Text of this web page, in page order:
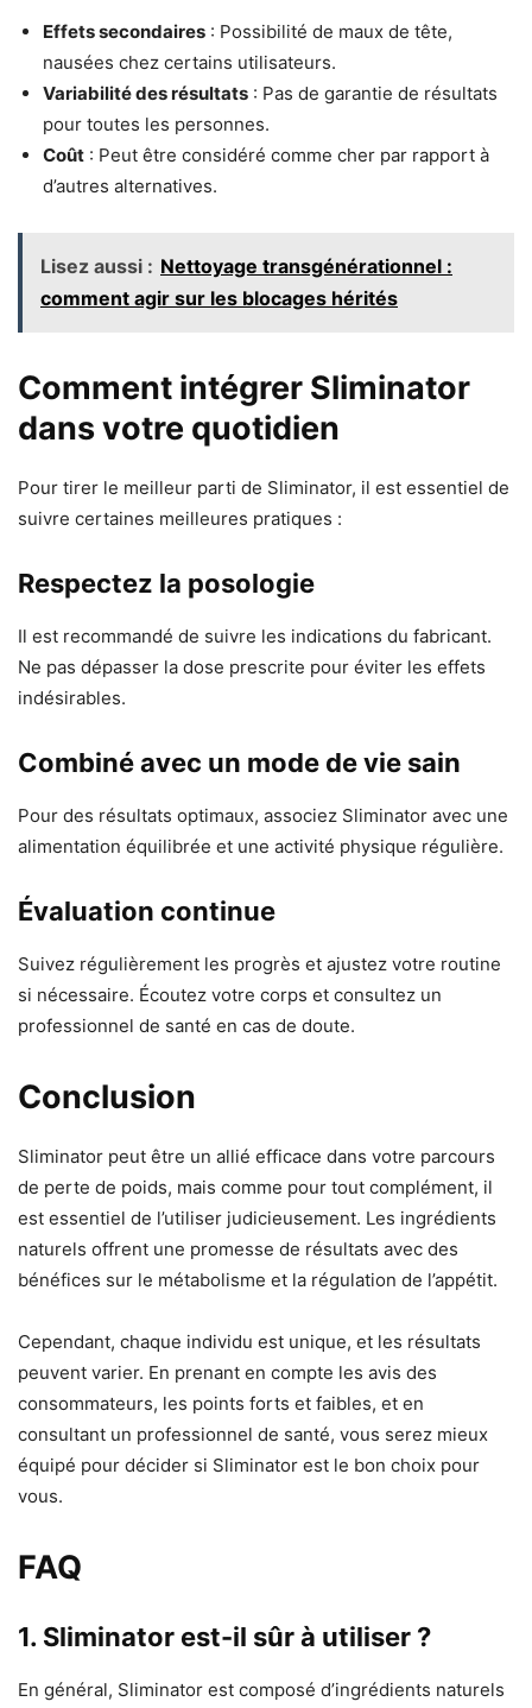
Effets secondaires : Possibilité de maux de tête,
nausées chez certains utilisateurs.
Variabilité des résultats : Pas de garantie de résultats
pour toutes les personnes.
Coût : Peut être considéré comme cher par rapport à
d’autres alternatives.
Lisez aussi : Nettoyage transgénérationnel :
comment agir sur les blocages hérités
Comment intégrer Sliminator
dans votre quotidien
Pour tirer le meilleur parti de Sliminator, il est essentiel de
suivre certaines meilleures pratiques :
Respectez la posologie
Il est recommandé de suivre les indications du fabricant.
Ne pas dépasser la dose prescrite pour éviter les effets
indésirables.
Combiné avec un mode de vie sain
Pour des résultats optimaux, associez Sliminator avec une
alimentation équilibrée et une activité physique régulière.
Évaluation continue
Suivez régulièrement les progrès et ajustez votre routine
si nécessaire. Écoutez votre corps et consultez un
professionnel de santé en cas de doute.
Conclusion
Sliminator peut être un allié efficace dans votre parcours
de perte de poids, mais comme pour tout complément, il
est essentiel de l’utiliser judicieusement. Les ingrédients
naturels offrent une promesse de résultats avec des
bénéfices sur le métabolisme et la régulation de l’appétit.
Cependant, chaque individu est unique, et les résultats
peuvent varier. En prenant en compte les avis des
consommateurs, les points forts et faibles, et en
consultant un professionnel de santé, vous serez mieux
équipé pour décider si Sliminator est le bon choix pour
vous.
FAQ
1. Sliminator est-il sûr à utiliser ?
En général, Sliminator est composé d’ingrédients naturels